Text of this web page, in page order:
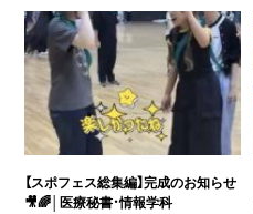
【スポフェス総集編】完成のお知らせ
🎥🌈│医療秘書・情報学科